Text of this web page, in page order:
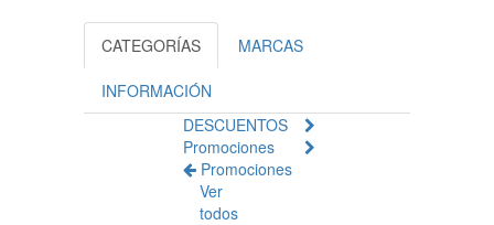
CATEGORÍAS MARCAS
INFORMACIÓN
DESCUENTOS
Promociones
Promociones
Ver
todos